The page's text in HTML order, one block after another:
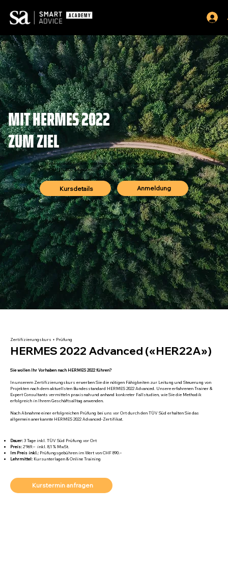
MIT HERMES 2022
ZUM ZIEL
Ihre optimale Prüfungsvorbereitung für den neuen Bundesstandard
HERMES 2022 Advanced.
Kursdetails Anmeldung
Zertifizierungskurs + Prüfung
HERMES 2022 Advanced («HER22A»)
Sie wollen Ihr Vorhaben nach HERMES 2022 führen?
In unserem Zertifizierungskurs erwerben Sie die nötigen Fähigkeiten zur Leitung und Steuerung von
Projekten nach dem aktuellsten Bundesstandard HERMES 2022 Advanced. Unsere erfahrenen Trainer &
Expert Consultants vermitteln praxisnah und anhand konkreter Fallstudien, wie Sie die Methodik
erfolgreich in Ihrem Geschäftsalltag anwenden.
Nach Abnahme einer erfolgreichen Prüfung bei uns vor Ort durch den TÜV Süd erhalten Sie das
allgemein anerkannte HERMES 2022 Advanced-Zertifikat.
Dauer: 3 Tage inkl. TÜV Süd Prüfung vor Ort
Preis: 2'969.– inkl. 8,1 % MwSt.
Im Preis inkl.: Prüfungsgebühren im Wert von CHF 890.–
Lehrmittel: Kursunterlagen & Online Training
Kurstermin anfragen